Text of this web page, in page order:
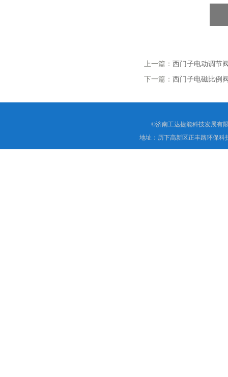
上一篇： 西门子电动调节
下一篇： 西门子电磁比例
©济南工达捷能科技发展有
地址：历下高新区正丰路环保科